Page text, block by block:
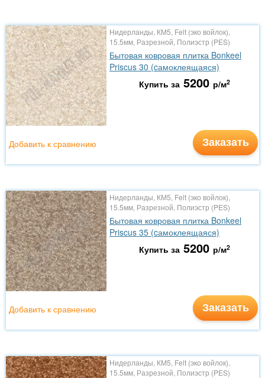
Нидерланды, КМ5, Felt (эко войлок),
15.5мм, Разрезной, Полиэстр (PES)
Бытовая ковровая плитка Bonkeel
Priscus 30 (cамоклеящаяся)
Купить за 5200 р/м2
Заказать
Добавить к сравнению
Нидерланды, КМ5, Felt (эко войлок),
15.5мм, Разрезной, Полиэстр (PES)
Бытовая ковровая плитка Bonkeel
Priscus 35 (cамоклеящаяся)
Купить за 5200 р/м2
Заказать
Добавить к сравнению
Нидерланды, КМ5, Felt (эко войлок),
15.5мм, Разрезной, Полиэстр (PES)